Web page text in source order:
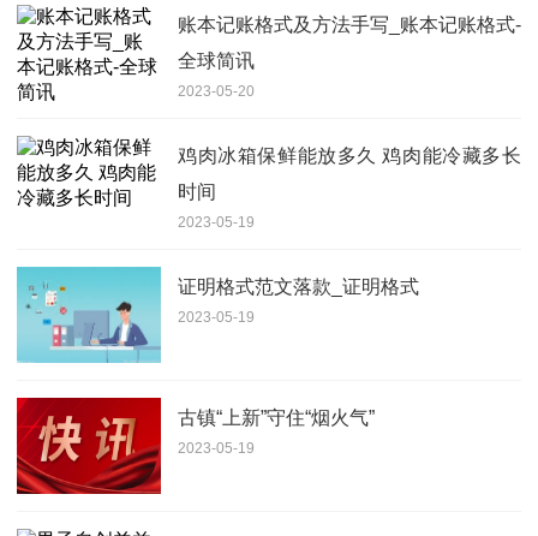
账本记账格式及方法手写_账本记账格式-
全球简讯
2023-05-20
鸡肉冰箱保鲜能放多久 鸡肉能冷藏多长
时间
2023-05-19
证明格式范文落款_证明格式
2023-05-19
古镇“上新”守住“烟火气”
2023-05-19